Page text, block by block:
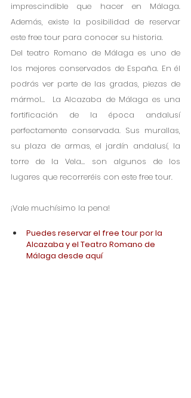
imprescindible que hacer en Málaga.
Además, existe la posibilidad de reservar
este free tour para conocer su historia.
Del teatro Romano de Málaga es uno de
los mejores conservados de España. En él
podrás ver parte de las gradas, piezas de
mármol…  La Alcazaba de Málaga es una
fortificación de la época andalusí
perfectamente conservada. Sus murallas,
su plaza de armas, el jardín andalusí, la
torre de la Vela… son algunos de los
lugares que recorreréis con este free tour.
¡Vale muchísimo la pena!
Puedes reservar el free tour por la
Alcazaba y el Teatro Romano de
Málaga desde aquí